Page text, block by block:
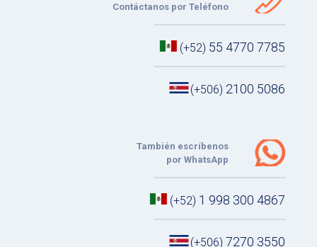
Contáctanos por Teléfono
(+52) 55 4770 7785
(+506) 2100 5086
También escríbenos
por WhatsApp
(+52) 1 998 300 4867
(+506) 7270 3550